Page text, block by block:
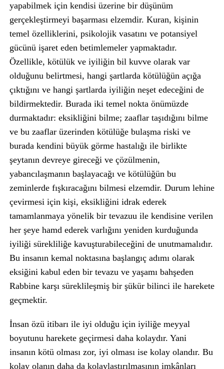
yapabilmek için kendisi üzerine bir düşünüm
gerçekleştirmeyi başarması elzemdir. Kuran, kişinin
temel özelliklerini, psikolojik vasatını ve potansiyel
gücünü işaret eden betimlemeler yapmaktadır.
Özellikle, kötülük ve iyiliğin bil kuvve olarak var
olduğunu belirtmesi, hangi şartlarda kötülüğün açığa
çıktığını ve hangi şartlarda iyiliğin neşet edeceğini de
bildirmektedir. Burada iki temel nokta önümüzde
durmaktadır: eksikliğini bilme; zaaflar taşıdığını bilme
ve bu zaaflar üzerinden kötülüğe bulaşma riski ve
burada kendini büyük görme hastalığı ile birlikte
şeytanın devreye gireceği ve çözülmenin,
yabancılaşmanın başlayacağı ve kötülüğün bu
zeminlerde fışkıracağını bilmesi elzemdir. Durum lehine
çevirmesi için kişi, eksikliğini idrak ederek
tamamlanmaya yönelik bir tevazuu ile kendisine verilen
her şeye hamd ederek varlığını yeniden kurduğunda
iyiliği sürekliliğe kavuşturabileceğini de unutmamalıdır.
Bu insanın kemal noktasına başlangıç adımı olarak
eksiğini kabul eden bir tevazu ve yaşamı bahşeden
Rabbine karşı süreklileşmiş bir şükür bilinci ile harekete
geçmektir.
İnsan özü itibarı ile iyi olduğu için iyiliğe meyyal
boyutunu harekete geçirmesi daha kolaydır. Yani
insanın kötü olması zor, iyi olması ise kolay olandır. Bu
kolay olanın daha da kolaylaştırılmasının imkânları